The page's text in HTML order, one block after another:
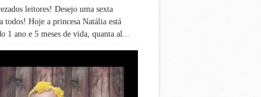
leitores! Desejo uma sexta
todos! Hoje a princesa Natália está
1 ano e 5 meses de vida, quanta al...